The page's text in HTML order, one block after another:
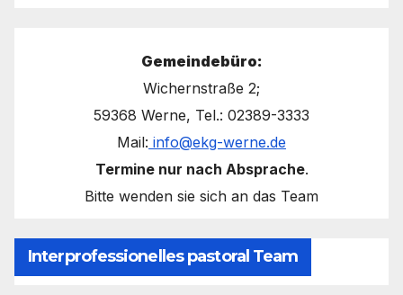
Gemeindebüro:
Wichernstraße 2;
59368 Werne, Tel.: 02389-3333
Mail: info@ekg-werne.de
Termine nur nach Absprache.
Bitte wenden sie sich an das Team
Interprofessionelles pastoral Team